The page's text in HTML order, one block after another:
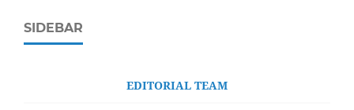
SIDEBAR
EDITORIAL TEAM